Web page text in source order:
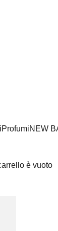
ProfumiNEW
è vuoto